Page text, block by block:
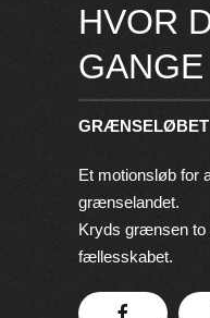
HVOR
GANGE
GRÆNSELØBET
Et motionsløb for
grænselandet.
Kryds grænsen to
fællesskabet.